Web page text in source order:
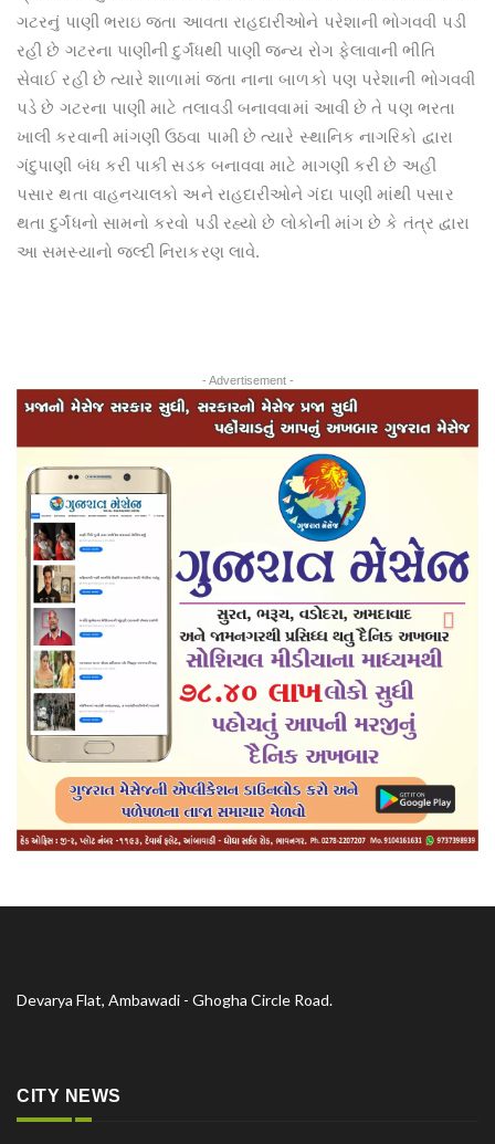
ગટરનું પાણી ભરાઇ જતા આવતા રાહદારીઓને પરેશાની ભોગવવી પડી
રહી છે ગટરના પાણીની દુર્ગંધથી પાણી જન્ય રોગ ફેલાવાની ભીતિ
સેવાઈ રહી છે ત્યારે શાળામાં જતા નાના બાળકો પણ પરેશાની ભોગવવી
પડે છે ગટરના પાણી માટે તલાવડી બનાવવામાં આવી છે તે પણ ભરતા
ખાલી કરવાની માંગણી ઉઠવા પામી છે ત્યારે સ્થાનિક નાગરિકો દ્વારા
ગંદુપાણી બંધ કરી પાકી સડક બનાવવા માટે માગણી કરી છે અહીં
પસાર થતા વાહનચાલકો અને રાહદારીઓને ગંદા પાણી માંથી પસાર
થતા દુર્ગંધનો સામનો કરવો પડી રહ્યો છે લોકોની માંગ છે કે તંત્ર દ્વારા
આ સમસ્યાનો જલ્દી નિરાકરણ લાવે.
- Advertisement -
Previous
Devarya Flat, Ambawadi - Ghogha Circle Road.
CITY NEWS